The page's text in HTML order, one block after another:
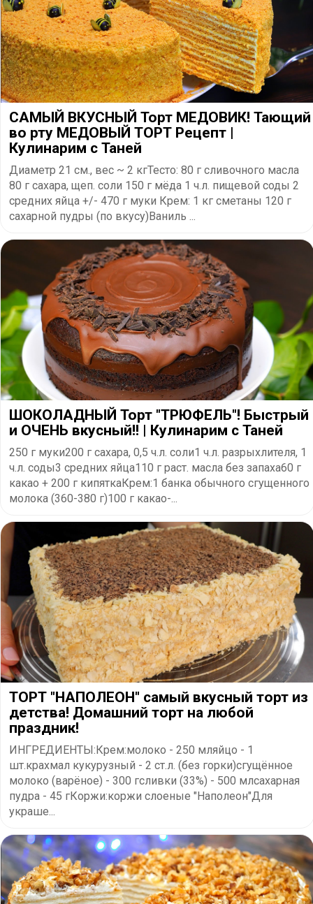
САМЫЙ ВКУСНЫЙ Торт МЕДОВИК! Тающий
во рту МЕДОВЫЙ ТОРТ Рецепт |
Кулинарим с Таней
Диаметр 21 см., вес ~ 2 кгТесто: 80 г сливочного масла
80 г сахара, щеп. соли 150 г мёда 1 ч.л. пищевой соды 2
средних яйца +/- 470 г муки Крем: 1 кг сметаны 120 г
сахарной пудры (по вкусу)Ваниль ...
ШОКОЛАДНЫЙ Торт "ТРЮФЕЛЬ"! Быстрый
и ОЧЕНЬ вкусный!! | Кулинарим с Таней
250 г муки200 г сахара, 0,5 ч.л. соли1 ч.л. разрыхлителя, 1
ч.л. соды3 средних яйца110 г раст. масла без запаха60 г
какао + 200 г кипяткаКрем:1 банка обычного сгущенного
молока (360-380 г)100 г какао-...
ТОРТ "НАПОЛЕОН" самый вкусный торт из
детства! Домашний торт на любой
праздник!
ИНГРЕДИЕНТЫ:Крем:молоко - 250 мляйцо - 1
шт.крахмал кукурузный - 2 ст.л. (без горки)сгущённое
молоко (варёное) - 300 гсливки (33%) - 500 млсахарная
пудра - 45 гКоржи:коржи слоеные "Наполеон"Для
украше...